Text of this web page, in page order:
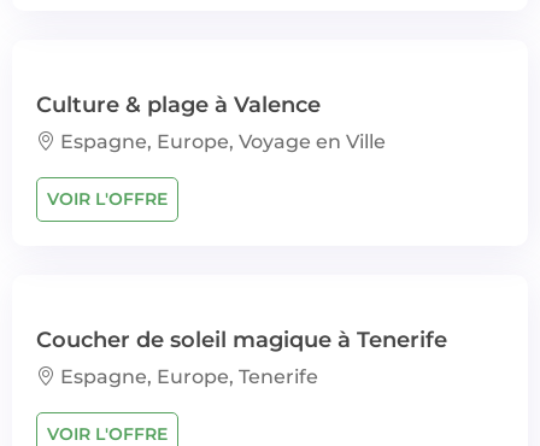
Culture & plage à Valence
Espagne, Europe, Voyage en Ville
VOIR L'OFFRE
Coucher de soleil magique à Tenerife
Espagne, Europe, Tenerife
VOIR L'OFFRE